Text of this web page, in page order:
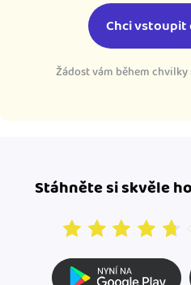
Chci
Žádost vám během
Stáhněte si skvěle